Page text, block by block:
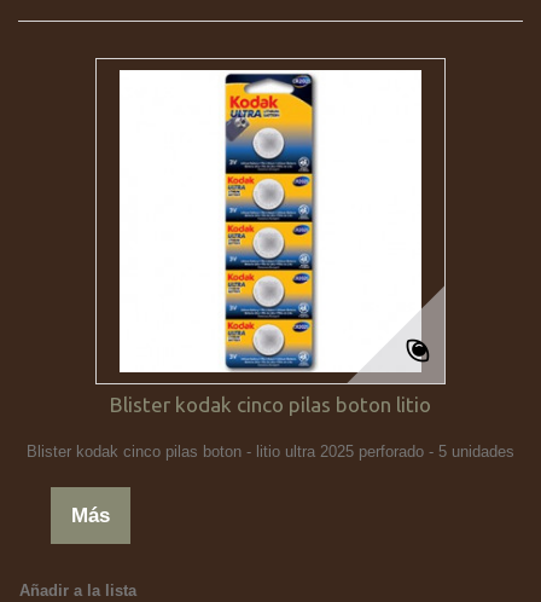
Blister kodak cinco pilas boton litio
Blister kodak cinco pilas boton - litio ultra 2025 perforado - 5 unidades
Más
Añadir a la lista